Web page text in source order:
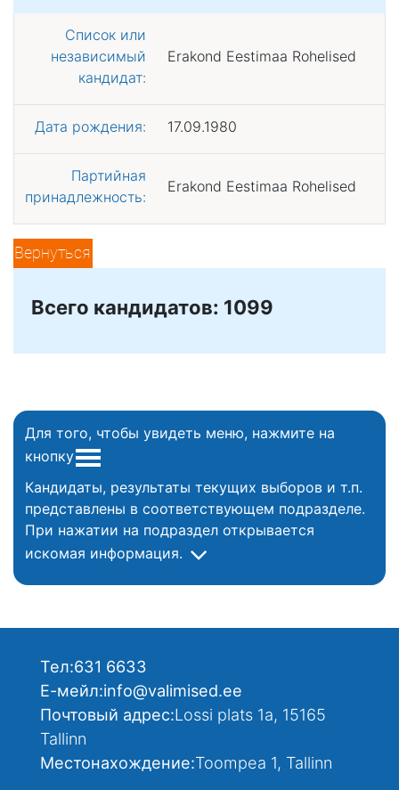
Список или
независимый
кандидат:
Erakond Eestimaa Rohelised
Дата рождения: 17.09.1980
Партийная
принадлежность:
Erakond Eestimaa Rohelised
Вернуться
Всего кандидатов: 1099
Для того, чтобы увидеть меню, нажмите на
кнопку
Кандидаты, результаты текущих выборов и т.п.
представлены в соответствующем подразделе.
При нажатии на подраздел открывается
искомая информация.
Тел:631 6633
Е-мейл:info@valimised.ee
Почтовый адрес:Lossi plats 1a, 15165
Tallinn
Местонахождение:Toompea 1, Tallinn